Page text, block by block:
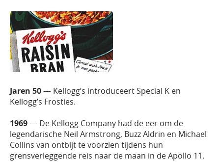
Jaren 50— Kellogg’s introduceert Special K en
Kellogg’s Frosties.
1969— De Kellogg Company had de eer om de
legendarische Neil Armstrong, Buzz Aldrin en Michael
Collins van ontbijt te voorzien tijdens hun
grensverleggende reis naar de maan in de Apollo 11.